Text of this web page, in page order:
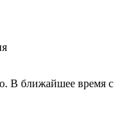
В ближайшее время с